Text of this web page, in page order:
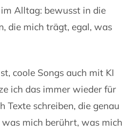
Alltag: bewusst in die
die mich trägt, egal, was
coole Songs auch mit KI
ich das immer wieder für
Texte schreiben, die genau
was mich berührt, was mich